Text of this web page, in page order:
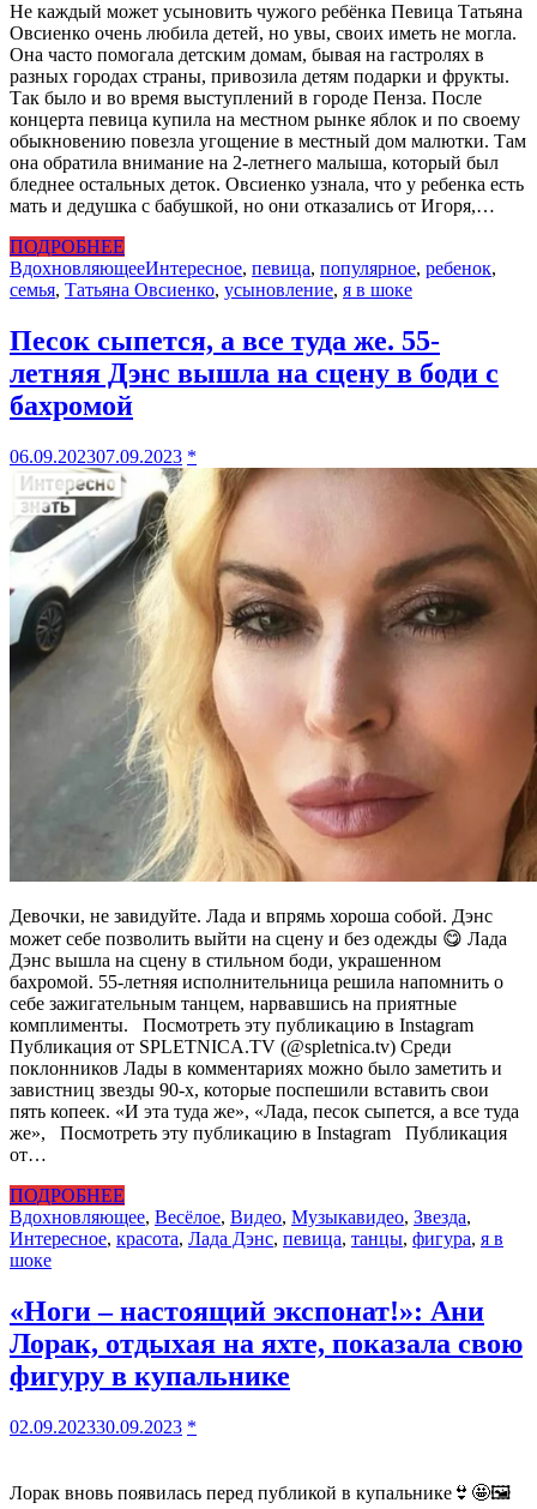
Не каждый может усыновить чужого ребёнка Певица Татьяна
Овсиенко очень любила детей, но увы, своих иметь не могла.
Она часто помогала детским домам, бывая на гастролях в
разных городах страны, привозила детям подарки и фрукты.
Так было и во время выступлений в городе Пенза. После
концерта певица купила на местном рынке яблок и по своему
обыкновению повезла угощение в местный дом малютки. Там
она обратила внимание на 2-летнего малыша, который был
бледнее остальных деток. Овсиенко узнала, что у ребенка есть
мать и дедушка с бабушкой, но они отказались от Игоря,…
ПОДРОБНЕЕ
ВдохновляющееИнтересное, певица, популярное, ребенок,
семья, Татьяна Овсиенко, усыновление, я в шоке
Песок сыпется, а все туда же. 55-
летняя Дэнс вышла на сцену в боди с
бахромой
06.09.202307.09.2023 *
Девочки, не завидуйте. Лада и впрямь хороша собой. Дэнс
может себе позволить выйти на сцену и без одежды 😋 Лада
Дэнс вышла на сцену в стильном боди, украшенном
бахромой. 55-летняя исполнительница решила напомнить о
себе зажигательным танцем, нарвавшись на приятные
комплименты. Посмотреть эту публикацию в Instagram
Публикация от SPLETNICA.TV (@spletnica.tv) Среди
поклонников Лады в комментариях можно было заметить и
завистниц звезды 90-х, которые поспешили вставить свои
пять копеек. «И эта туда же», «Лада, песок сыпется, а все туда
же», Посмотреть эту публикацию в Instagram Публикация
от…
ПОДРОБНЕЕ
Вдохновляющее, Весёлое, Видео, Музыкавидео, Звезда,
Интересное, красота, Лада Дэнс, певица, танцы, фигура, я в
шоке
«Ноги – настоящий экспонат!»: Ани
Лорак, отдыхая на яхте, показала свою
фигуру в купальнике
02.09.202330.09.2023 *
Лорак вновь появилась перед публикой в купальнике👙🤩🖼